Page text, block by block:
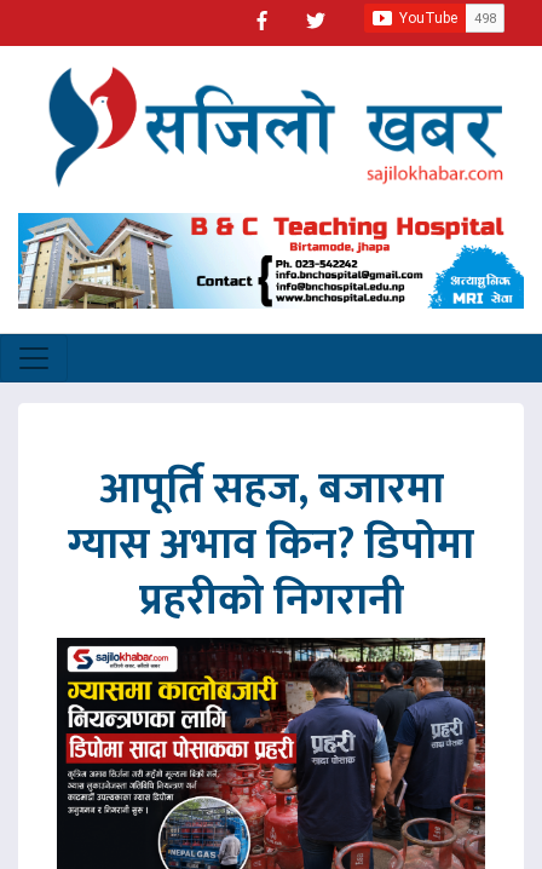
आपूर्ति सहज, बजारमा
ग्यास अभाव किन? डिपोमा
प्रहरीको निगरानी